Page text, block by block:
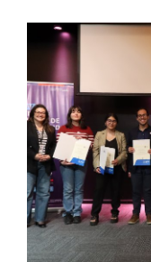
Postgrado
Formación Continua
Estudiantes
Académicos
Funcionarios
Alumni